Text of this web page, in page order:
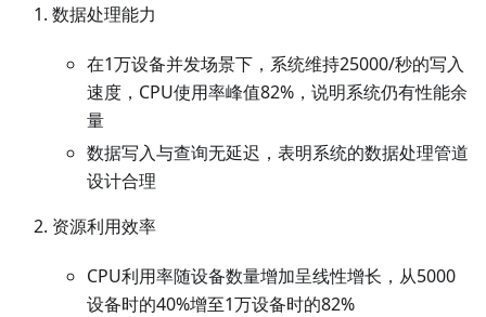
数据处理能力
在1万设备并发场景下，系统维持25000/秒的写入
速度，CPU使用率峰值82%，说明系统仍有性能余
量
数据写入与查询无延迟，表明系统的数据处理管道
设计合理
资源利用效率
CPU利用率随设备数量增加呈线性增长，从5000
设备时的40%增至1万设备时的82%